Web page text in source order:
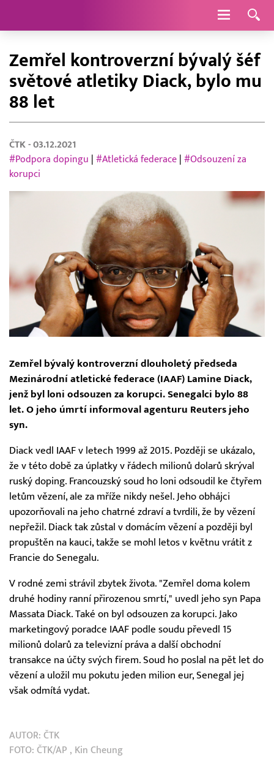
Navigace
Zemřel kontroverzní bývalý šéf
světové atletiky Diack, bylo mu
88 let
ČTK - 03.12.2021
#Podpora dopingu | #Atletická federace | #Odsouzení za
korupci
Zemřel bývalý kontroverzní dlouholetý předseda
Mezinárodní atletické federace (IAAF) Lamine Diack,
jenž byl loni odsouzen za korupci. Senegalci bylo 88
let. O jeho úmrtí informoval agenturu Reuters jeho
syn.
Diack vedl IAAF v letech 1999 až 2015. Později se ukázalo,
že v této době za úplatky v řádech milionů dolarů skrýval
ruský doping. Francouzský soud ho loni odsoudil ke čtyřem
letům vězení, ale za mříže nikdy nešel. Jeho obhájci
upozorňovali na jeho chatrné zdraví a tvrdili, že by vězení
nepřežil. Diack tak zůstal v domácím vězení a později byl
propuštěn na kauci, takže se mohl letos v květnu vrátit z
Francie do Senegalu.
V rodné zemi strávil zbytek života. "Zemřel doma kolem
druhé hodiny ranní přirozenou smrtí," uvedl jeho syn Papa
Massata Diack. Také on byl odsouzen za korupci. Jako
marketingový poradce IAAF podle soudu převedl 15
milionů dolarů za televizní práva a další obchodní
transakce na účty svých firem. Soud ho poslal na pět let do
vězení a uložil mu pokutu jeden milion eur, Senegal jej
však odmítá vydat.
AUTOR: ČTK
FOTO: ČTK/AP , Kin Cheung